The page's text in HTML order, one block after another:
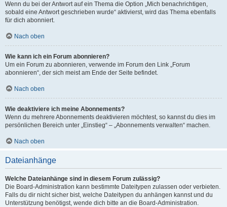
Wenn du bei der Antwort auf ein Thema die Option „Mich benachrichtigen,
sobald eine Antwort geschrieben wurde“ aktivierst, wird das Thema ebenfalls
für dich abonniert.
Nach oben
Wie kann ich ein Forum abonnieren?
Um ein Forum zu abonnieren, verwende im Forum den Link „Forum
abonnieren“, der sich meist am Ende der Seite befindet.
Nach oben
Wie deaktiviere ich meine Abonnements?
Wenn du mehrere Abonnements deaktivieren möchtest, so kannst du dies im
persönlichen Bereich unter „Einstieg“ – „Abonnements verwalten“ machen.
Nach oben
Dateianhänge
Welche Dateianhänge sind in diesem Forum zulässig?
Die Board-Administration kann bestimmte Dateitypen zulassen oder verbieten.
Falls du dir nicht sicher bist, welche Dateitypen du anhängen kannst und du
Unterstützung benötigst, wende dich bitte an die Board-Administration.